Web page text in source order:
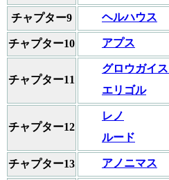
チャプター9 ヘルハウス
チャプター10 アプス
チャプター11
グロウガイス
エリゴル
チャプター12
レノ
ルード
チャプター13 アノニマス